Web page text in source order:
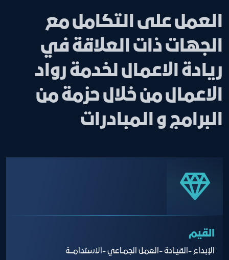
العمل على التكامل مع
الجهات ذات العلاقة في
ريادة الاعمال لخدمة رواد
الاعمال من خلال حزمة من
البرامج و المبادرات
القيم
الإبـداع -القيـادة -العمـل الجمـاعي -الاستدامـــة